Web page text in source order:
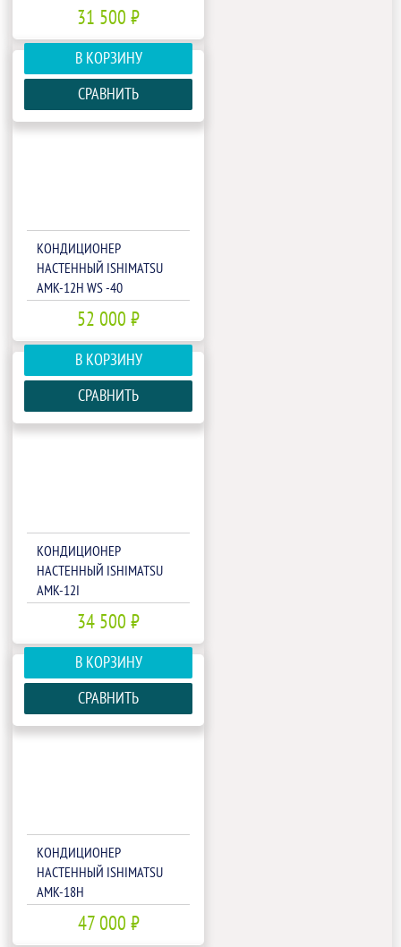
31 500 ₽
В КОРЗИНУ
СРАВНИТЬ
КОНДИЦИОНЕР
НАСТЕННЫЙ ISHIMATSU
AMK-12H WS -40
52 000 ₽
В КОРЗИНУ
СРАВНИТЬ
КОНДИЦИОНЕР
НАСТЕННЫЙ ISHIMATSU
AMK-12I
34 500 ₽
В КОРЗИНУ
СРАВНИТЬ
КОНДИЦИОНЕР
НАСТЕННЫЙ ISHIMATSU
AMK-18H
47 000 ₽